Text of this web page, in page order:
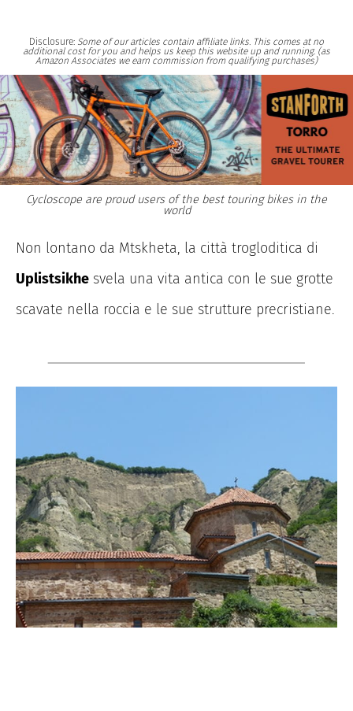
Disclosure: Some of our articles contain affiliate links. This comes at no
additional cost for you and helps us keep this website up and running. (as
Amazon Associates we earn commission from qualifying purchases)
Cycloscope are proud users of the best touring bikes in the
world
Non lontano da Mtskheta, la città trogloditica di
Uplistsikhe svela una vita antica con le sue grotte
scavate nella roccia e le sue strutture precristiane.